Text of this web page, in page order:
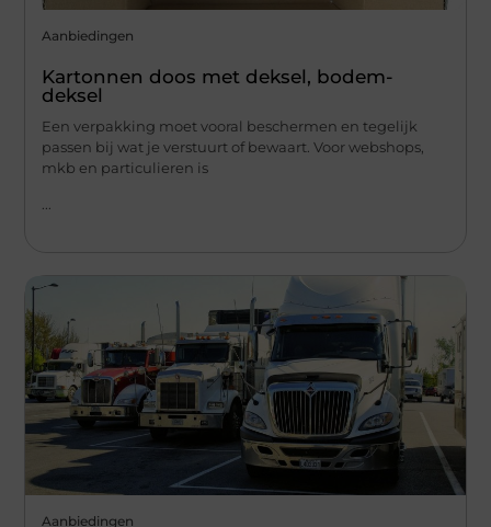
Aanbiedingen
Kartonnen doos met deksel, bodem-
deksel
Een verpakking moet vooral beschermen en tegelijk
passen bij wat je verstuurt of bewaart. Voor webshops,
mkb en particulieren is
Aanbiedingen